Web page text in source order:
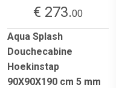
€ 273.00
Aqua Splash
Douchecabine
Hoekinstap
90X90X190 cm 5 mm